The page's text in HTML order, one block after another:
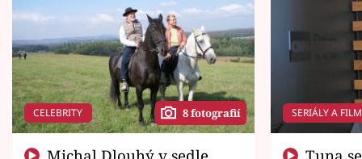
CELEBRITY 8 fotografií SERIÁLY A